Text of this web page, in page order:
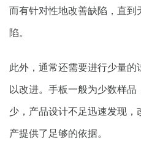
而有针对性地改善缺陷，直
陷。
此外，通常还需要进行少量
以改进。手板一般为少数样
少，产品设计不足迅速发现
产提供了足够的依据。